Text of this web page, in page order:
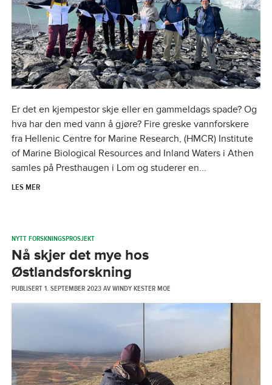
Er det en kjempestor skje eller en gammeldags spade? Og
hva har den med vann å gjøre? Fire greske vannforskere
fra Hellenic Centre for Marine Research, (HMCR) Institute
of Marine Biological Resources and Inland Waters i Athen
samles på Presthaugen i Lom og studerer en...
LES MER
NYTT FORSKNINGSPROSJEKT
Nå skjer det mye hos
Østlandsforskning
PUBLISERT1. SEPTEMBER 2023AVWINDY KESTER MOE